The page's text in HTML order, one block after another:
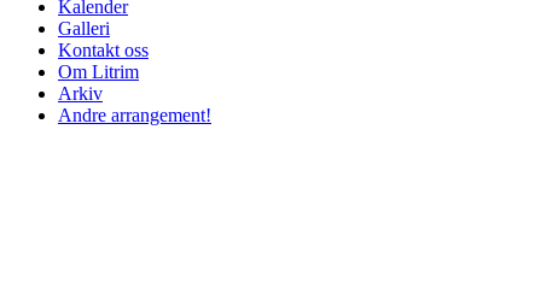
Kalender
Galleri
Kontakt oss
Om Litrim
Arkiv
Andre arrangement!